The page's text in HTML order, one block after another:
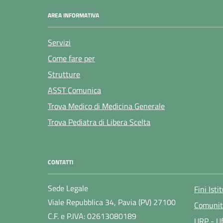
AREA INFORMATIVA
Servizi
Come fare per
Strutture
ASST Comunica
Trova Medico di Medicina Generale
Trova Pediatra di Libera Scelta
CONTATTI
Sede Legale
Viale Repubblica 34, Pavia (PV) 27100
C.F. e P.IVA: 02613080189
Fini